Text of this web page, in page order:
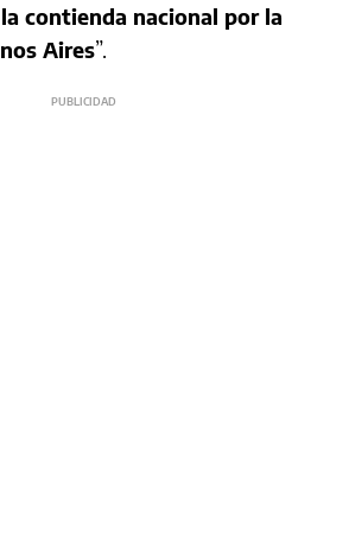
contienda nacional por la
Aires”.